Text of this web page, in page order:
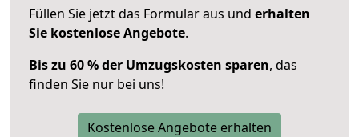
Füllen Sie jetzt das Formular aus und erhalten
Sie kostenlose Angebote.
Bis zu 60 % der Umzugskosten sparen, das
finden Sie nur bei uns!
Kostenlose Angebote erhalten